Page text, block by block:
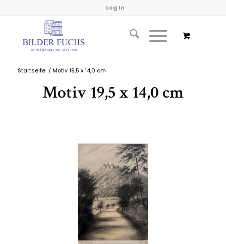
Log In
Startseite / Motiv 19,5 x 14,0 cm
Motiv 19,5 x 14,0 cm